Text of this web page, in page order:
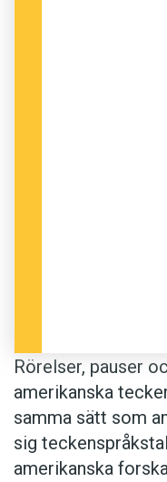
Rörelser, pauser
amerikanska
samma sätt som
sig
amerikanska